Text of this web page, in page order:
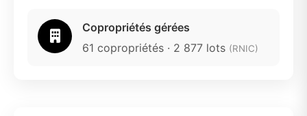
Copropriétés gérées
61 copropriétés · 2 877 lots (RNIC)